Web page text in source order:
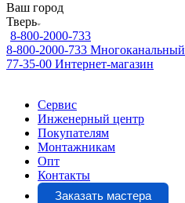
Ваш город
Тверь
8-800-2000-733
8-800-2000-733 Многоканальный
77-35-00 Интернет-магазин
Сервис
Инженерный центр
Покупателям
Монтажникам
Опт
Контакты
Заказать мастера